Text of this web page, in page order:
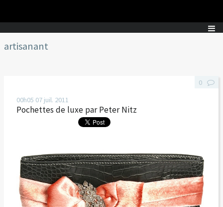
artisanant
00h05 07 juil. 2011
Pochettes de luxe par Peter Nitz
0